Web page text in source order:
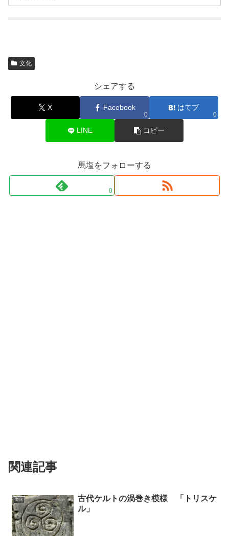
文化
シェアする
X Facebook
0
はてブ
0
LINE コピー
馬塩をフォローする
0
関連記事
文化
古代ケルトの渦巻き模様 「トリスケ
ル」